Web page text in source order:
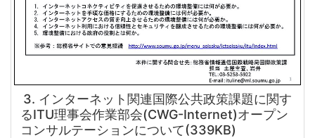
3. インターネット関連国際公共政策課題に関す
るITU理事会作業部会(CWG-Internet)オープン
コンサルテーションについて(339KB)